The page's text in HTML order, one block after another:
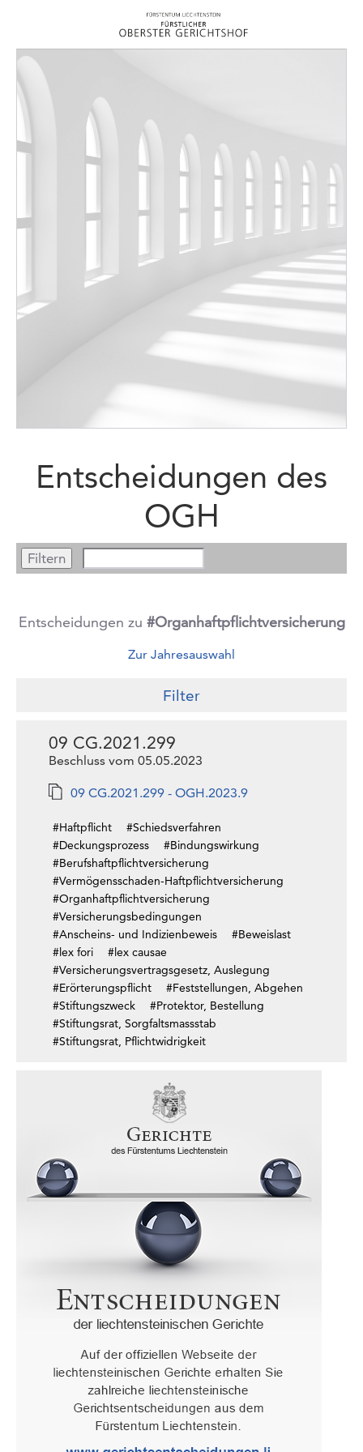
Entscheidungen des
OGH
Entscheidungen zu #Organhaftpflichtversicherung
Zur Jahresauswahl
Filter
09 CG.2021.299
Beschluss vom 05.05.2023
09 CG.2021.299 - OGH.2023.9
#Haftpflicht
#Schiedsverfahren
#Deckungsprozess
#Bindungswirkung
#Berufshaftpflichtversicherung
#Vermögensschaden-Haftpflichtversicherung
#Organhaftpflichtversicherung
#Versicherungsbedingungen
#Anscheins- und Indizienbeweis
#Beweislast
#lex fori
#lex causae
#Versicherungsvertragsgesetz, Auslegung
#Erörterungspflicht
#Feststellungen, Abgehen
#Stiftungszweck
#Protektor, Bestellung
#Stiftungsrat, Sorgfaltsmassstab
#Stiftungsrat, Pflichtwidrigkeit